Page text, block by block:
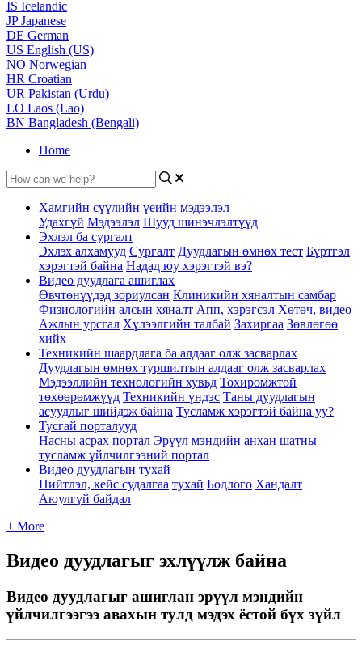
IS Icelandic
JPJapanese
DE German
US English (US)
NO Norwegian
HR Croatian
UR Pakistan (Urdu)
LO Laos (Lao)
BN Bangladesh (Bengali)
Home
Хамгийн сүүлийн үеийн мэдээлэл
Удахгүй Мэдээлэл Шууд шинэчлэлтүүд
Эхлэл ба сургалт
Эхлэх алхамууд Сургалт Дуудлагын өмнөх тест Бүртгэл
хэрэгтэй байна Надад юу хэрэгтэй вэ?
Видео дуудлага ашиглах
Өвчтөнүүдэд зориулсан Клиникийн хяналтын самбар
Физиологийн алсын хяналт Апп, хэрэгсэл Хөтөч, видео
Ажлын урсгал Хүлээлгийн талбай Захиргаа Зөвлөгөө
хийх
Техникийн шаардлага ба алдааг олж засварлах
Дуудлагын өмнөх туршилтын алдааг олж засварлах
Мэдээллийн технологийн хувьд Тохиромжтой
төхөөрөмжүүд Техникийн үндэс Таны дуудлагын
асуудлыг шийдэж байна Тусламж хэрэгтэй байна уу?
Тусгай порталууд
Насны асрах портал Эрүүл мэндийн анхан шатны
тусламж үйлчилгээний портал
Видео дуудлагын тухай
Нийтлэл, кейс судалгаа тухай Бодлого Хандалт
Аюулгүй байдал
+ More
Видео дуудлагыг эхлүүлж байна
Видео дуудлагыг ашиглан эрүүл мэндийн
үйлчилгээгээ авахын тулд мэдэх ёстой бүх зүйл